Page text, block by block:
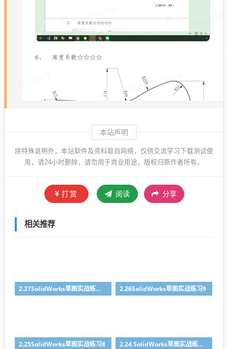
本站声明
除特殊说明外，本站软件及资料取自网络，仅供交流学习下载测试使
用，请24小时删除，请勿用于商业用途，版权归原作者所有。
打赏 阅读 分享
相关推荐
2.27SolidWorks草图实战练习10 2.26SolidWorks草图实战练习9
2.25SolidWorks草图实战练习8 2.24 SolidWorks草图实战练习7